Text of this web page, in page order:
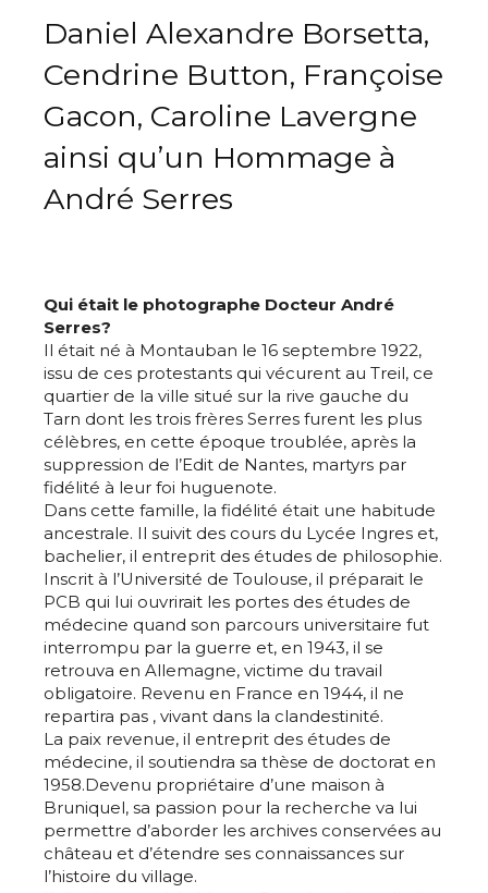
Daniel Alexandre Borsetta,
Cendrine Button, Françoise
Gacon, Caroline Lavergne
ainsi qu’un Hommage à
André Serres
Qui était le photographe Docteur André
Serres?
Il était né à Montauban le 16 septembre 1922,
issu de ces protestants qui vécurent au Treil, ce
quartier de la ville situé sur la rive gauche du
Tarn dont les trois frères Serres furent les plus
célèbres, en cette époque troublée, après la
suppression de l’Edit de Nantes, martyrs par
fidélité à leur foi huguenote.
Dans cette famille, la fidélité était une habitude
ancestrale. Il suivit des cours du Lycée Ingres et,
bachelier, il entreprit des études de philosophie.
Inscrit à l’Université de Toulouse, il préparait le
PCB qui lui ouvrirait les portes des études de
médecine quand son parcours universitaire fut
interrompu par la guerre et, en 1943, il se
retrouva en Allemagne, victime du travail
obligatoire. Revenu en France en 1944, il ne
repartira pas , vivant dans la clandestinité.
La paix revenue, il entreprit des études de
médecine, il soutiendra sa thèse de doctorat en
1958.Devenu propriétaire d’une maison à
Bruniquel, sa passion pour la recherche va lui
permettre d’aborder les archives conservées au
château et d’étendre ses connaissances sur
l’histoire du village.